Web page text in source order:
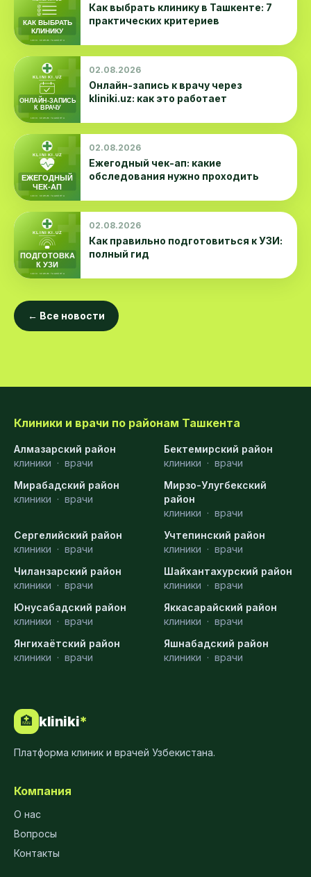
Как выбрать клинику в Ташкенте: 7
практических критериев
02.08.2026
Онлайн-запись к врачу через
kliniki.uz: как это работает
02.08.2026
Ежегодный чек-ап: какие
обследования нужно проходить
02.08.2026
Как правильно подготовиться к УЗИ:
полный гид
← Все новости
Клиники и врачи по районам Ташкента
Алмазарский район
клиники · врачи
Бектемирский район
клиники · врачи
Мирабадский район
клиники · врачи
Мирзо-Улугбекский
район
клиники · врачи
Сергелийский район
клиники · врачи
Учтепинский район
клиники · врачи
Чиланзарский район
клиники · врачи
Шайхантахурский район
клиники · врачи
Юнусабадский район
клиники · врачи
Яккасарайский район
клиники · врачи
Янгихаётский район
клиники · врачи
Яшнабадский район
клиники · врачи
🏥 kliniki*
Платформа клиник и врачей Узбекистана.
Компания
О нас
Вопросы
Контакты